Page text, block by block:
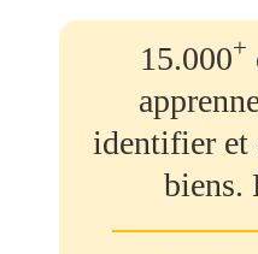
15.000+
identifier et
biens.